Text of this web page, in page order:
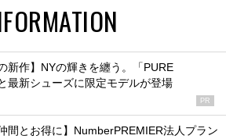
新作】NYの輝きを纏う。「PURE
最新シューズに限定モデルが登場
PR
間とお得に】NumberPREMIER法人プラン